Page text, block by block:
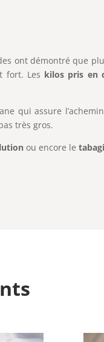
ont démontré que
fort. Les kilos pris en
qui assure
très gros.
ou encore le